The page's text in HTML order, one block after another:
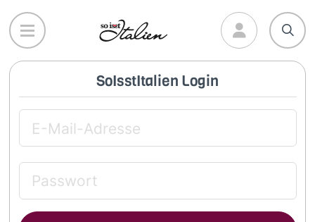
Direkt
zum
Inhalt
SoIsstItalien Login